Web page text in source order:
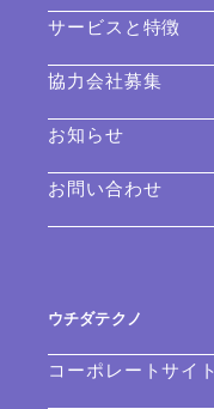
サービスと特徴
協力会社募集
お知らせ
お問い合わせ
ウチダテクノ
コーポレートサイト